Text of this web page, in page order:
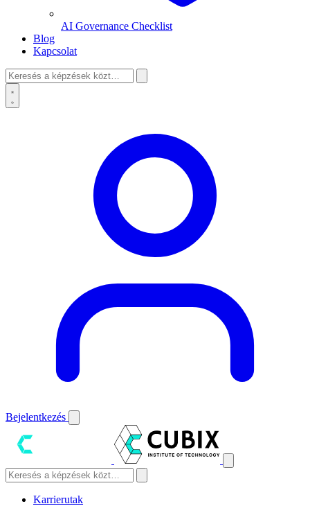
AI Governance Checklist
Blog
Kapcsolat
Bejelentkezés
Karrierutak